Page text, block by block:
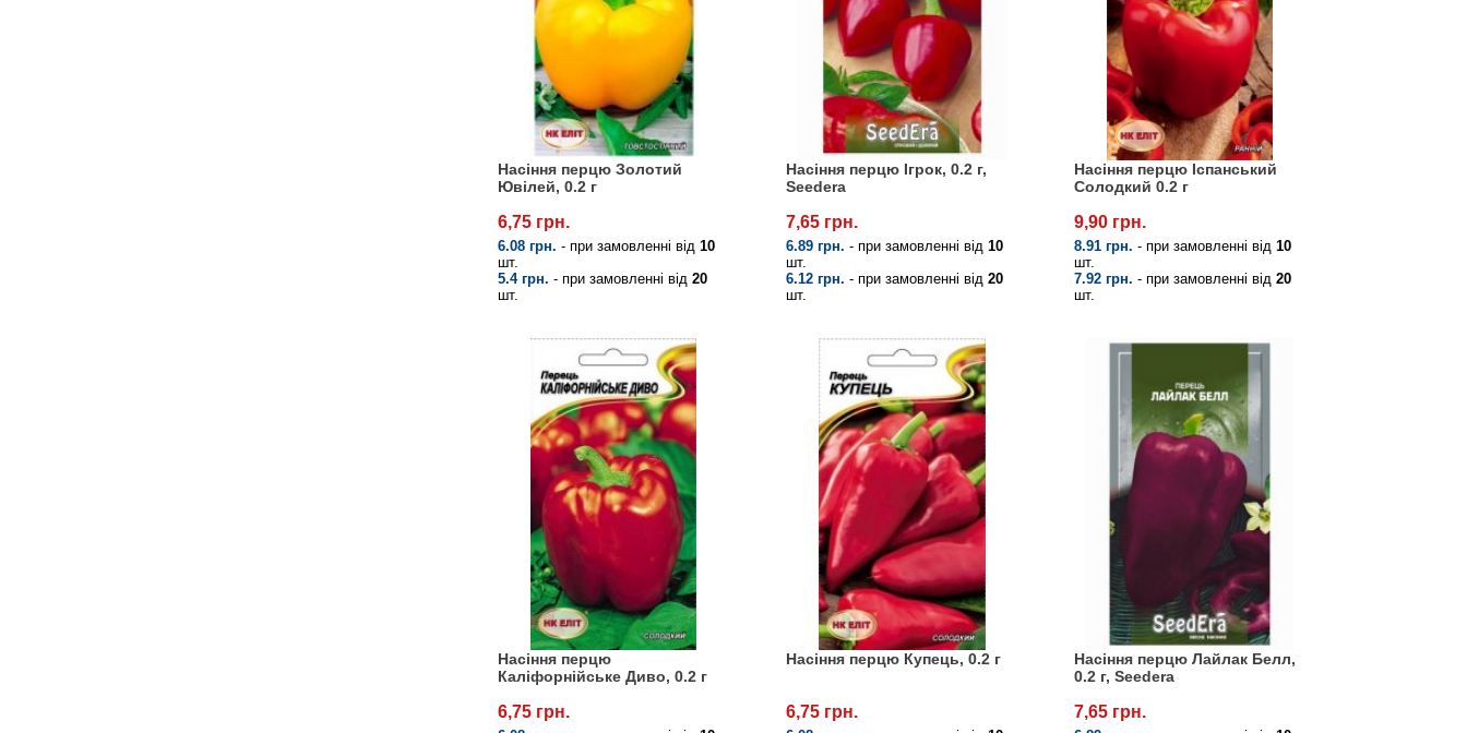
Насіння перцю Золотий
Ювілей, 0.2 г
6,75 грн.
6.08 грн. - при замовленні від 10
шт.
5.4 грн. - при замовленні від 20
шт.
Насіння перцю Ігрок, 0.2 г,
Seedera
7,65 грн.
6.89 грн. - при замовленні від 10
шт.
6.12 грн. - при замовленні від 20
шт.
Насіння перцю Іспанський
Солодкий 0.2 г
9,90 грн.
8.91 грн. - при замовленні від 10
шт.
7.92 грн. - при замовленні від 20
шт.
Насіння перцю
Каліфорнійське Диво, 0.2 г
6,75 грн.
Насіння перцю Купець, 0.2 г
6,75 грн.
Насіння перцю Лайлак Белл,
0.2 г, Seedera
7,65 грн.